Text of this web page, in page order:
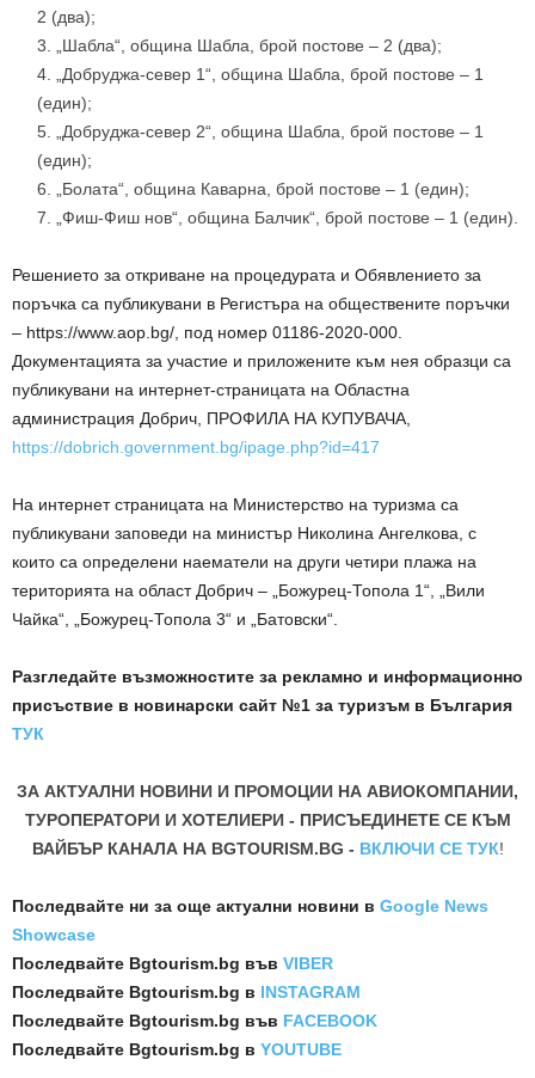
2 (два);
„Шабла“, община Шабла, брой постове – 2 (два);
„Добруджа-север 1“, община Шабла, брой постове – 1
(един);
„Добруджа-север 2“, община Шабла, брой постове – 1
(един);
„Болата“, община Каварна, брой постове – 1 (един);
„Фиш-Фиш нов“, община Балчик“, брой постове – 1 (един).
Решението за откриване на процедурата и Обявлението за
поръчка са публикувани в Регистъра на обществените поръчки
– https://www.aop.bg/, под номер 01186-2020-000.
Документацията за участие и приложените към нея образци са
публикувани на интернет-страницата на Областна
администрация Добрич, ПРОФИЛА НА КУПУВАЧА,
https://dobrich.government.bg/ipage.php?id=417
На интернет страницата на Министерство на туризма са
публикувани заповеди на министър Николина Ангелкова, с
които са определени наематели на други четири плажа на
територията на област Добрич – „Божурец-Топола 1“, „Вили
Чайка“, „Божурец-Топола 3“ и „Батовски“.
Разгледайте възможностите за рекламно и информационно
присъствие в новинарски сайт №1 за туризъм в България
ТУК
ЗА АКТУАЛНИ НОВИНИ И ПРОМОЦИИ НА АВИОКОМПАНИИ,
ТУРОПЕРАТОРИ И ХОТЕЛИЕРИ - ПРИСЪЕДИНЕТЕ СЕ КЪМ
ВАЙБЪР КАНАЛА НА BGTOURISM.BG - ВКЛЮЧИ СЕ ТУК!
Последвайте ни за още актуални новини в Google News
Showcase
Последвайте Bgtourism.bg във VIBER
Последвайте Bgtourism.bg в INSTAGRAM
Последвайте Bgtourism.bg във FACEBOOK
Последвайте Bgtourism.bg в YOUTUBE